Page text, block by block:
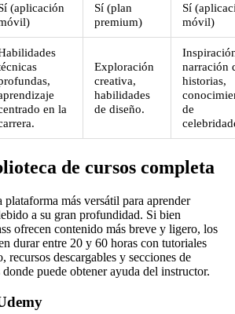
(aplicación
Sí (plan
premium)
Sí
móvil)
en la
Exploración
creativa,
habilidades
de diseño.
narración
historias,
de
de cursos completa
más versátil para aprender
a su gran profundidad. Si bien
ofrecen contenido más breve y ligero, los
durar entre 20 y 60 horas con tutoriales
recursos descargables y secciones de
donde puede obtener ayuda del instructor.